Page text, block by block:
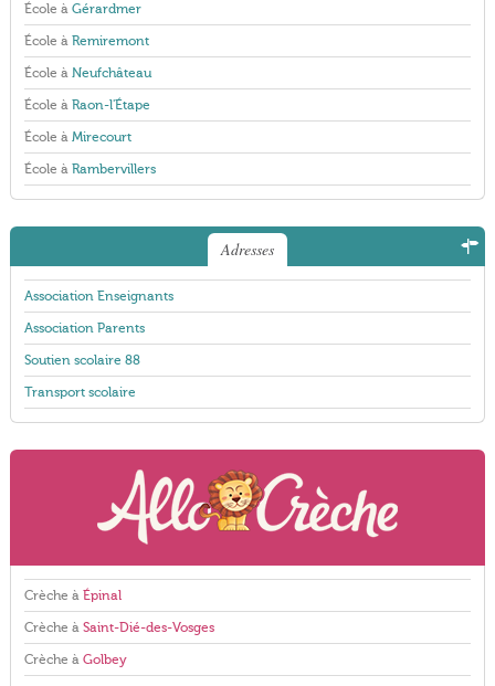
École à Gérardmer
École à Remiremont
École à Neufchâteau
École à Raon-l'Étape
École à Mirecourt
École à Rambervillers
Adresses
Association Enseignants
Association Parents
Soutien scolaire 88
Transport scolaire
Crèche à Épinal
Crèche à Saint-Dié-des-Vosges
Crèche à Golbey